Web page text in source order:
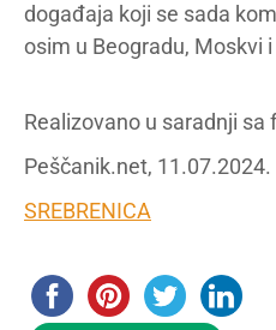
događaja koji se sada
osim u Beogradu, Moskvi
Realizovano u saradnji sa
Peščanik.net, 11.07.2024.
SREBRENICA